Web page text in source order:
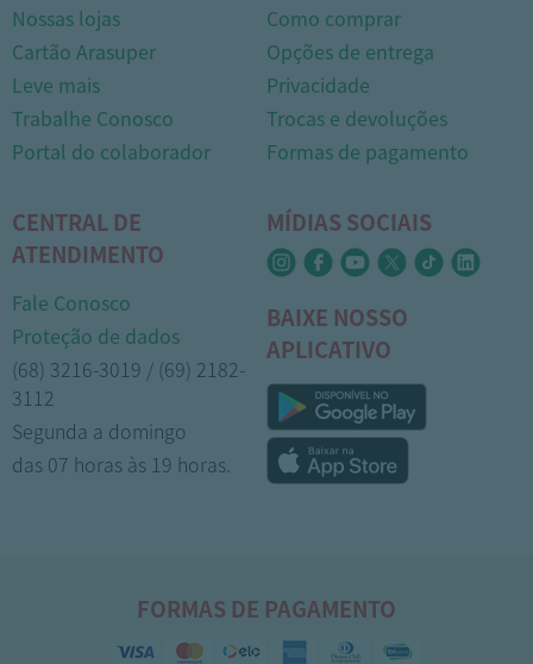
Nossas lojas
Cartão Arasuper
Leve mais
Trabalhe Conosco
Portal do colaborador
Como comprar
Opções de entrega
Privacidade
Trocas e devoluções
Formas de pagamento
CENTRAL DE
ATENDIMENTO
Fale Conosco
Proteção de dados
(68) 3216-3019 / (69) 2182-
3112
Segunda a domingo
das 07 horas às 19 horas.
MÍDIAS SOCIAIS
BAIXE NOSSO
APLICATIVO
FORMAS DE PAGAMENTO